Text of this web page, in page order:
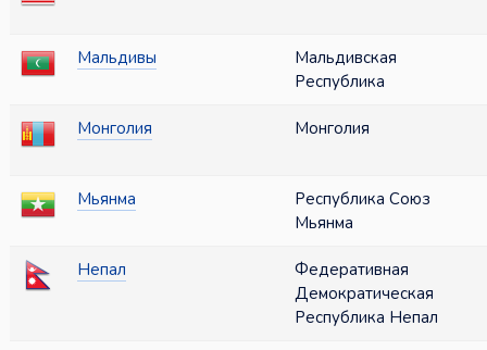
Мальдивы
Мальдивская
Республика
Монголия Монголия
Мьянма
Республика Союз
Мьянма
Непал
Федеративная
Демократическая
Республика Непал